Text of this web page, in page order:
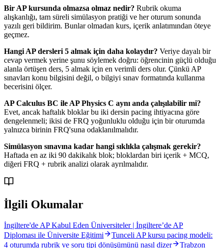
Bir AP kursunda olmazsa olmaz nedir? Rubrik okuma
alışkanlığı, tam süreli simülasyon pratiği ve her oturum sonunda
yazılı geri bildirim. Bunlar olmadan kurs, içerik anlatımından öteye
geçmez.
Hangi AP dersleri 5 almak için daha kolaydır? Veriye dayalı bir
cevap vermek yerine şunu söylemek doğru: öğrencinin güçlü olduğu
alanla örtüşen ders, 5 almak için en verimli ders olur. Çünkü AP
sınavları konu bilgisini değil, o bilgiyi sınav formatında kullanma
becerisini ölçer.
AP Calculus BC ile AP Physics C aynı anda çalışılabilir mi?
Evet, ancak haftalık bloklar bu iki dersin pacing ihtiyacına göre
dengelenmeli; ikisi de FRQ yoğunluklu olduğu için bir oturumda
yalnızca birinin FRQ'suna odaklanılmalıdır.
Simülasyon sınavına kadar hangi sıklıkla çalışmak gerekir?
Haftada en az iki 90 dakikalık blok; bloklardan biri içerik + MCQ,
diğeri FRQ + rubrik analizi olarak ayrılmalıdır.
İlgili Okumalar
İngiltere'de AP Kabul Eden Üniversiteler | İngiltere’de AP
Diploması ile Üniversite Eğitimi
Tunceli AP kursu pacing modeli:
4 oturumda rubrik ve soru tipi dönüşümünü nasıl dizer
Trabzon